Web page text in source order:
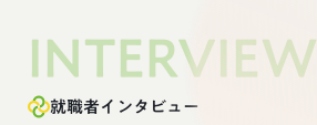
INTERVIEW
就職者インタビュー